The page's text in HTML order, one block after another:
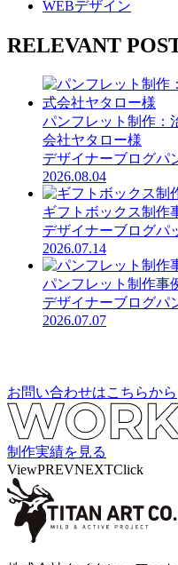
WEBデザイン
RELEVANT
パンフレット制作：
会社ヤタロー様
デザイナーブログパ
2026.08.04
ギフトボックス制作
デザイナーブログパ
2026.07.14
パンフレット制作事
デザイナーブログパ
2026.07.07
お問い合わせはこちらから
制作実績を見る
ViewPREVNEXTClick